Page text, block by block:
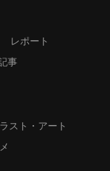
レポート
事
スト・アート